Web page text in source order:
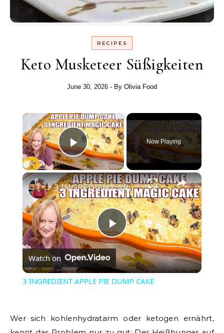
RECIPES
Keto Musketeer Süßigkeiten
June 30, 2026 - By Olivia Food
×
Play Video
Now Playing
×
Play
Video
3 INGREDIENT APPLE PIE DUMP CAKE
Watch on
3 INGREDIENT APPLE PIE DUMP CAKE
Wer sich kohlenhydratarm oder ketogen ernährt,